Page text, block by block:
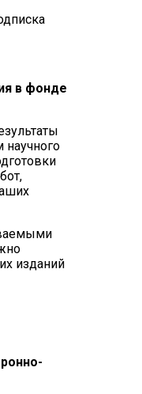
в фонде
научного
изданий